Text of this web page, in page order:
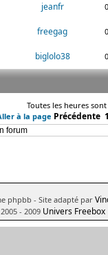
jeanfr
freegag
biglolo38
Toutes les heures
à la page Précédente 1
phpbb - Site adapté par
- 2009 Univers Freebox